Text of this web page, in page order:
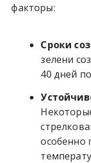
факторы:
Сроки
зелени
40 дней
особенно